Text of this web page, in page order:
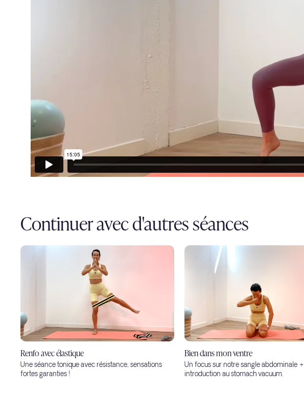
Continuer avec d'autres séances
Renfo avec élastique
Une séance tonique avec résistance, sensations
fortes garanties !
Bien dans mon ventre
Un focus sur notre sangle abdominale +
introduction au stomach vacuum.